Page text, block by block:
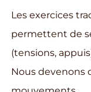
Les exercices
permettent de
(tensions,
Nous devenons
Votre message